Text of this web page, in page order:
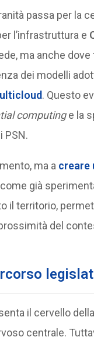
passa per la
l’infrastruttura e
ma anche
dei modelli
. Questo
computinge la
PSN.
ma a creare
già
il territorio,
del
il cervello della
centrale.